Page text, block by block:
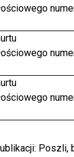
Poszli,